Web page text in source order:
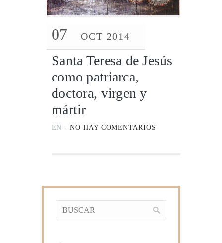
07 OCT 2014
Santa Teresa de Jesús
como patriarca,
doctora, virgen y
mártir
EN - NO HAY COMENTARIOS